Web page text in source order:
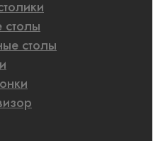
столы